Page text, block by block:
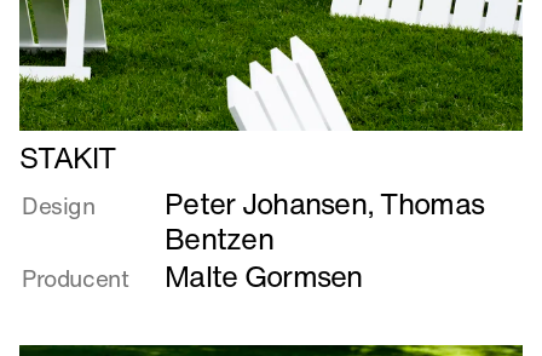
Læs
mere
om
STAKIT
Design Peter Johansen,Thomas
Bentzen
Producent Malte Gormsen